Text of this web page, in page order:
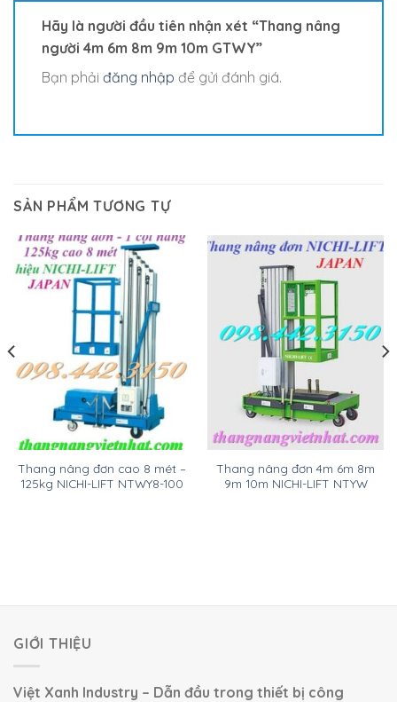
Hãy là người đầu tiên nhận xét “Thang nâng
người 4m 6m 8m 9m 10m GTWY”
Bạn phải đăng nhập để gửi đánh giá.
SẢN PHẨM TƯƠNG TỰ
Thang nâng đơn cao 8 mét –
125kg NICHI-LIFT NTWY8-100
Thang nâng đơn 4m 6m 8m
9m 10m NICHI-LIFT NTYW
GIỚI THIỆU
Việt Xanh Industry – Dẫn đầu trong thiết bị công